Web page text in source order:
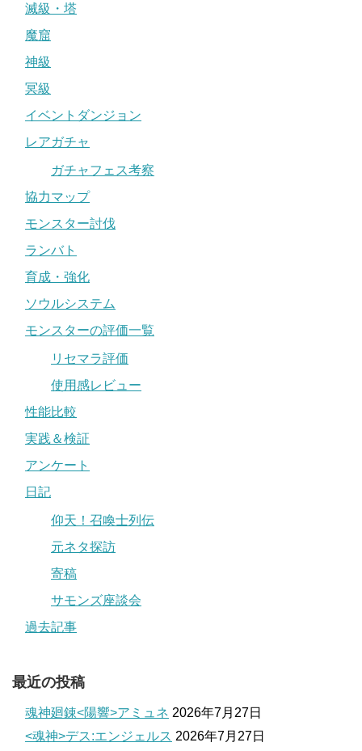
滅級・塔
魔窟
神級
冥級
イベントダンジョン
レアガチャ
ガチャフェス考察
協力マップ
モンスター討伐
ランバト
育成・強化
ソウルシステム
モンスターの評価一覧
リセマラ評価
使用感レビュー
性能比較
実践＆検証
アンケート
日記
仰天！召喚士列伝
元ネタ探訪
寄稿
サモンズ座談会
過去記事
最近の投稿
魂神廻錬<陽響>アミュネ 2026年7月27日
<魂神>デス:エンジェルス 2026年7月27日